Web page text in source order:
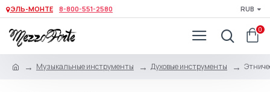
ЭЛЬ-МОНТЕ 8-800-551-2580 RUB
0
Музыкальные инструменты Духовые инструменты